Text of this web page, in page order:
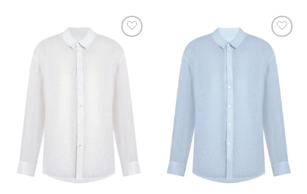
Dodaj
do
listy
życzeń